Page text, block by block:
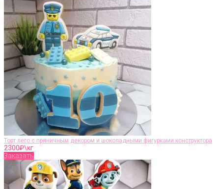
Торт лего с пряничным декором и шоколадными фигурками конструктора
2300₽\кг
Заказать